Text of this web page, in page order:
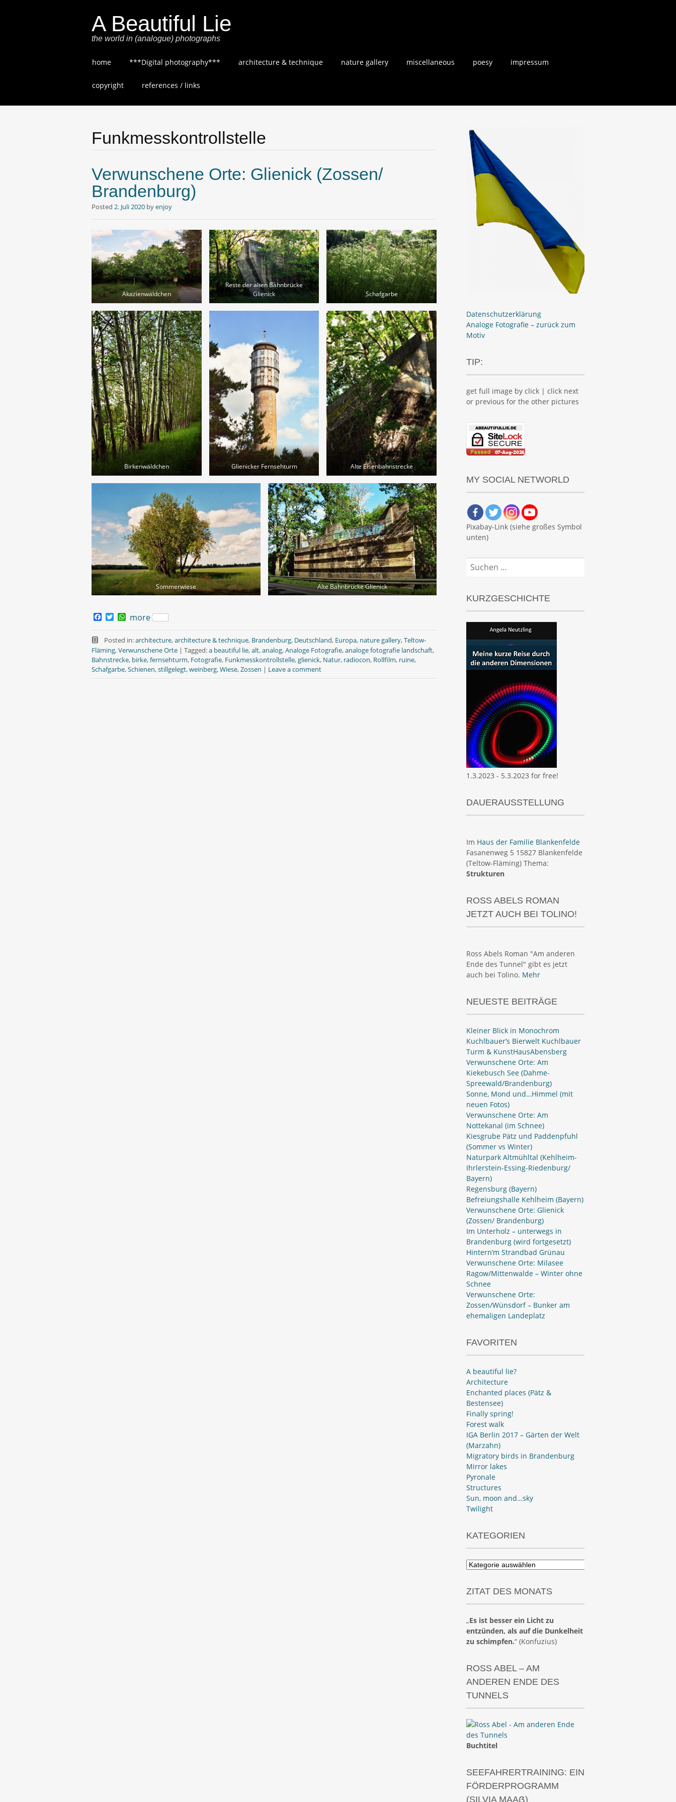
A Beautiful Lie
the world in (analogue) photographs
Skip
content
home ***Digital photography*** architecture & technique nature gallery miscellaneous poesy impressum
copyright references / links
Funkmesskontrollstelle
Verwunschene Orte: Glienick (Zossen/
Brandenburg)
Posted 2. Juli 2020 byenjoy
Akazienwäldchen
Reste der alten Bahnbrücke
Glienick
Schafgarbe
Birkenwäldchen Glienicker Fernsehturm Alte Eisenbahnstrecke
Sommerwiese Alte Bahnbrücke Glienick
c
e
b
o
o
k
T
i
t
t
e
r
W
a
t
s
A
p
p
more
Posted in:architecture,architecture & technique, Brandenburg, Deutschland, Europa, nature gallery,Teltow-
Fläming,Verwunschene Orte | Tagged:a beautiful lie,alt,analog,Analoge Fotografie,analoge fotografie landschaft,
Bahnstrecke, birke,fernsehturm, Fotografie, Funkmesskontrollstelle,glienick, Natur, radiocon, Rollfilm, ruine,
Schafgarbe,Schienen,stillgelegt,weinberg,Wiese,Zossen | Leave a comment
Datenschutzerklärung
Analoge Fotografie – zurück zum
Motiv
TIP:
get full image by click | click next
or previous for the other pictures
MY SOCIAL NETWORLD
Pixabay-Link (siehe großes Symbol
unten)
Suchen
nach:
KURZGESCHICHTE
1.3.2023 - 5.3.2023 for free!
DAUERAUSSTELLUNG
Im Haus der Familie Blankenfelde
Fasanenweg 5 15827 Blankenfelde
(Teltow-Fläming) Thema:
Strukturen
ROSS ABELS ROMAN
JETZT AUCH BEI TOLINO!
Ross Abels Roman "Am anderen
Ende des Tunnel" gibt es jetzt
auch bei Tolino. Mehr
NEUESTE BEITRÄGE
Kleiner Blick in Monochrom
Kuchlbauer’s Bierwelt Kuchlbauer
Turm & KunstHausAbensberg
Verwunschene Orte: Am
Kiekebusch See (Dahme-
Spreewald/Brandenburg)
Sonne, Mond und…Himmel (mit
neuen Fotos)
Verwunschene Orte: Am
Nottekanal (im Schnee)
Kiesgrube Pätz und Paddenpfuhl
(Sommer vs Winter)
Naturpark Altmühltal (Kehlheim-
Ihrlerstein-Essing-Riedenburg/
Bayern)
Regensburg (Bayern)
Befreiungshalle Kehlheim (Bayern)
Verwunschene Orte: Glienick
(Zossen/ Brandenburg)
Im Unterholz – unterwegs in
Brandenburg (wird fortgesetzt)
Hintern’m Strandbad Grünau
Verwunschene Orte: Milasee
Ragow/Mittenwalde – Winter ohne
Schnee
Verwunschene Orte:
Zossen/Wünsdorf – Bunker am
ehemaligen Landeplatz
FAVORITEN
A beautiful lie?
Architecture
Enchanted places (Pätz &
Bestensee)
Finally spring!
Forest walk
IGA Berlin 2017 – Gärten der Welt
(Marzahn)
Migratory birds in Brandenburg
Mirror lakes
Pyronale
Structures
Sun, moon and…sky
Twilight
KATEGORIEN
Kategorien
ZITAT DES MONATS
„Es ist besser ein Licht zu
entzünden, als auf die Dunkelheit
zu schimpfen.“ (Konfuzius)
ROSS ABEL – AM
ANDEREN ENDE DES
TUNNELS
Buchtitel
SEEFAHRERTRAINING: EIN
FÖRDERPROGRAMM
(SILVIA MAAẞ)